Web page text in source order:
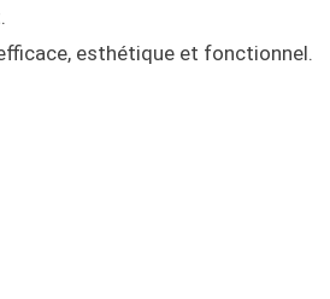
esthétique et fonctionnel.